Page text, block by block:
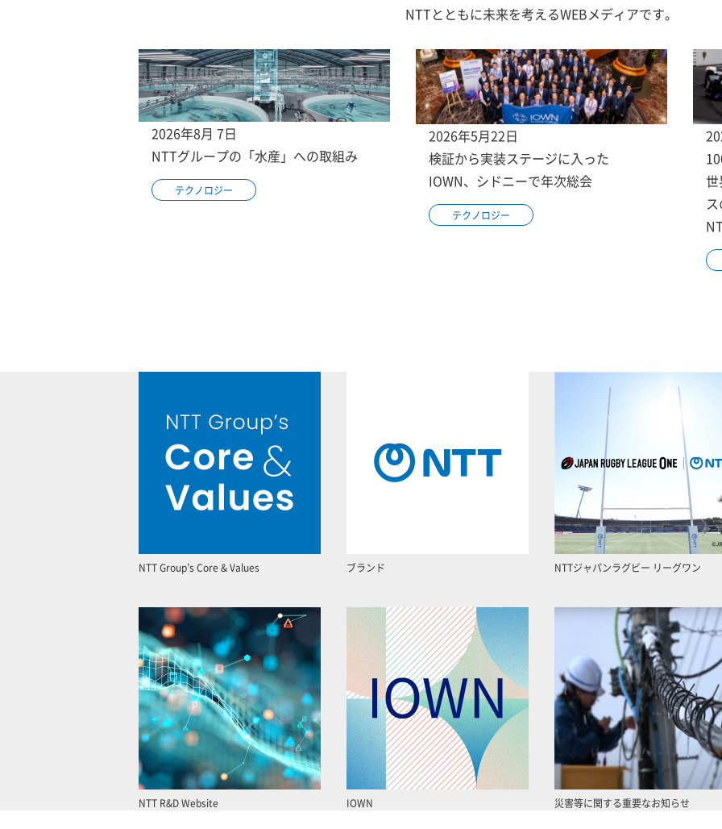
NTTとともに未来を考えるWEBメディアです。
2026年8月 7日
NTTグループの「水産」への取組み
テクノロジー
2026年5月22日
検証から実装ステージに入った
IOWN、シドニーで年次総会
テクノロジー
NTT Group’s Core & Values ブランド NTTジャパンラグビー リーグワン
NTT R&D Website IOWN 災害等に関する重要なお知らせ